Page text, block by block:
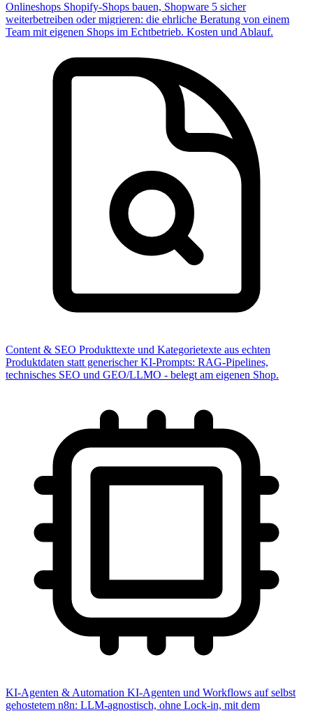
Onlineshops Shopify-Shops bauen, Shopware 5 sicher
weiterbetreiben oder migrieren: die ehrliche Beratung von einem
Team mit eigenen Shops im Echtbetrieb. Kosten und Ablauf.
Content & SEO Produkttexte und Kategorietexte aus echten
Produktdaten statt generischer KI-Prompts: RAG-Pipelines,
technisches SEO und GEO/LLMO - belegt am eigenen Shop.
KI-Agenten & Automation KI-Agenten und Workflows auf selbst
gehostetem n8n: LLM-agnostisch, ohne Lock-in, mit dem